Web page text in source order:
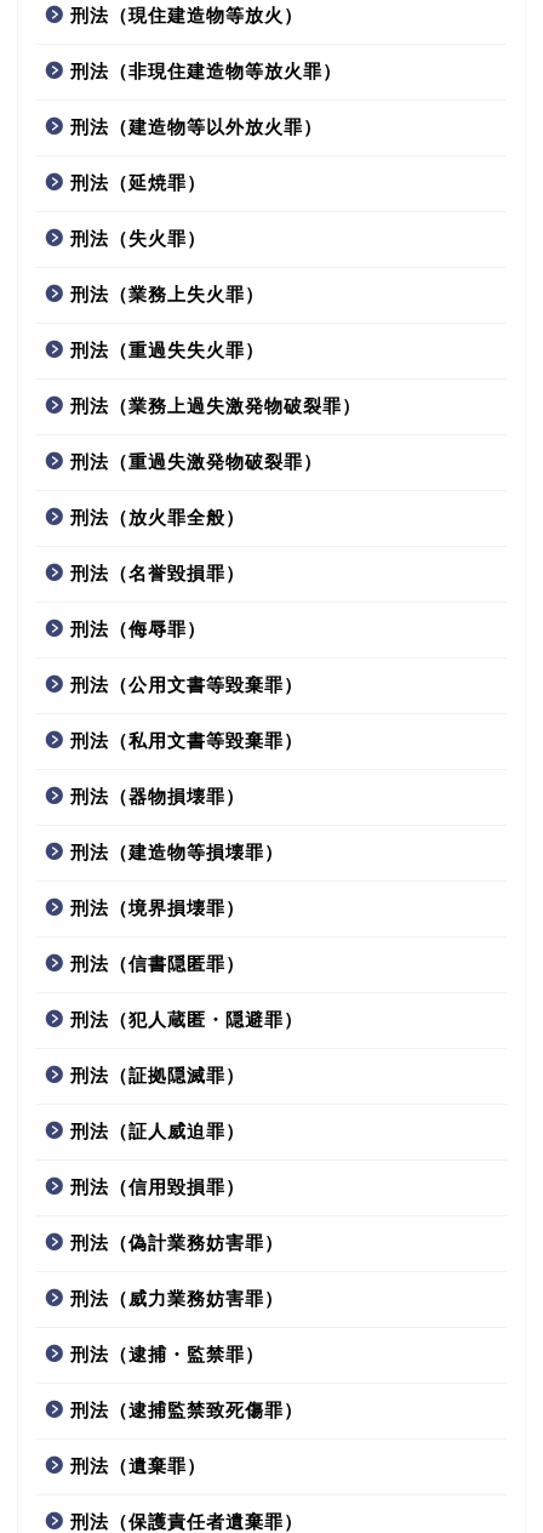
刑法（現住建造物等放火）
刑法（非現住建造物等放火罪）
刑法（建造物等以外放火罪）
刑法（延焼罪）
刑法（失火罪）
刑法（業務上失火罪）
刑法（重過失失火罪）
刑法（業務上過失激発物破裂罪）
刑法（重過失激発物破裂罪）
刑法（放火罪全般）
刑法（名誉毀損罪）
刑法（侮辱罪）
刑法（公用文書等毀棄罪）
刑法（私用文書等毀棄罪）
刑法（器物損壊罪）
刑法（建造物等損壊罪）
刑法（境界損壊罪）
刑法（信書隠匿罪）
刑法（犯人蔵匿・隠避罪）
刑法（証拠隠滅罪）
刑法（証人威迫罪）
刑法（信用毀損罪）
刑法（偽計業務妨害罪）
刑法（威力業務妨害罪）
刑法（逮捕・監禁罪）
刑法（逮捕監禁致死傷罪）
刑法（遺棄罪）
刑法（保護責任者遺棄罪）